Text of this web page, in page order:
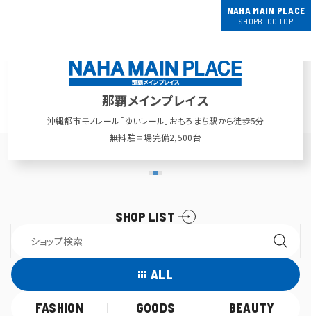
NAHA MAIN PLACE
SHOPBLOG TOP
那覇メインプレイス
沖縄都市モノレール「ゆいレール」 おもろまち駅から徒歩5分
無料駐車場完備2,500台
ALL
FASHION GOODS BEAUTY
SHOP LIST